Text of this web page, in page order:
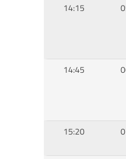
14:15
14:45
15:20